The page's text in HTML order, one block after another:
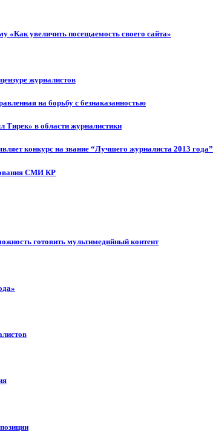
«Как увеличить посещаемость своего сайта»
журналистов
на борьбу с безнаказанностью
Тирек» в области журналистики
конкурс на звание “Лучшего журналиста 2013 года”
СМИ КР
готовить мультимедийный контент